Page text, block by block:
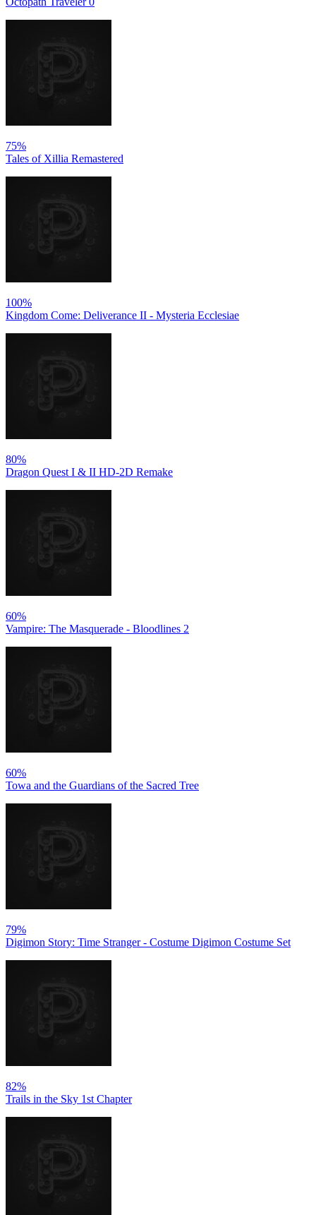
75%
Tales of Xillia Remastered
100%
Kingdom Come: Deliverance II - Mysteria Ecclesiae
80%
Dragon Quest I & II HD-2D Remake
60%
Vampire: The Masquerade - Bloodlines 2
60%
Towa and the Guardians of the Sacred Tree
79%
Digimon Story: Time Stranger - Costume Digimon Costume Set
82%
Trails in the Sky 1st Chapter